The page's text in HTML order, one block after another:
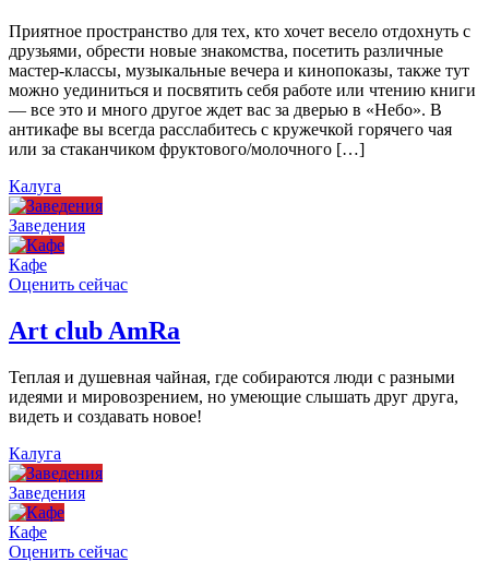
Приятное пространство для тех, кто хочет весело отдохнуть с
друзьями, обрести новые знакомства, посетить различные
мастер-классы, музыкальные вечера и кинопоказы, также тут
можно уединиться и посвятить себя работе или чтению книги
— все это и много другое ждет вас за дверью в «Небо». В
антикафе вы всегда расслабитесь с кружечкой горячего чая
или за стаканчиком фруктового/молочного […]
Калуга
Заведения
Кафе
Оценить сейчас
Art сlub AmRa
Теплая и душевная чайная, где собираются люди с разными
идеями и мировозрением, но умеющие слышать друг друга,
видеть и создавать новое!
Калуга
Заведения
Кафе
Оценить сейчас